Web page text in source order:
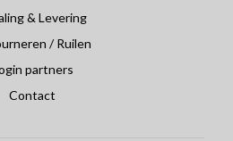
& Levering
/ Ruilen
partners
Contact